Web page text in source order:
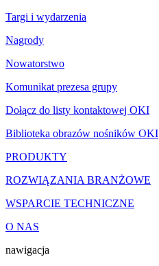
Targi i wydarzenia
Nagrody
Nowatorstwo
Komunikat prezesa grupy
Dołącz do listy kontaktowej OKI
Biblioteka obrazów nośników OKI
PRODUKTY
ROZWIĄZANIA BRANŻOWE
WSPARCIE TECHNICZNE
O NAS
nawigacja